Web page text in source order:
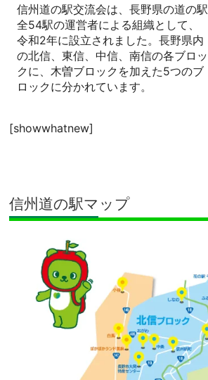
信州道の駅交流会は、長野県の道の駅
全54駅の運営者による組織として、
令和2年に設立されました。長野県内
の北信、東信、中信、南信の各ブロッ
クに、木曽ブロックを加えた5つのブ
ロックに分かれています。
[showwhatnew]
信州道の駅マップ